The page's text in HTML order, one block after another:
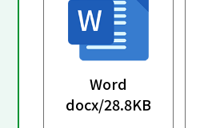
Word
docx/28.8KB